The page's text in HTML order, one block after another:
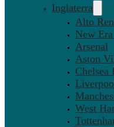
Inglaterra
Alto
New
Arsenal
Aston
Chelsea
West